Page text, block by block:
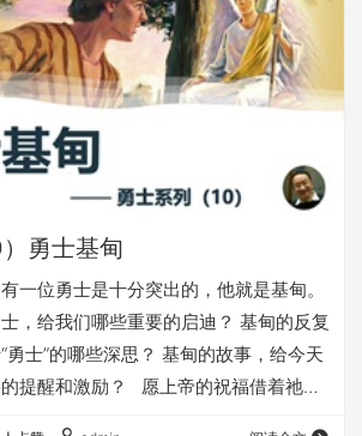
访问）： https://fuyin116.com/…
勇士基甸
一位勇士是十分突出的，他就是基甸。
，给我们哪些重要的启迪？ 基甸的反复
勇士”的哪些深思？ 基甸的故事，给今天
提醒和激励？ 愿上帝的祝福借着祂的